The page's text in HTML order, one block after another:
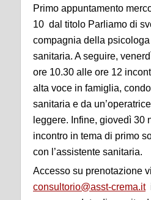
Primo appuntamento
10 dal titolo Parliamo di
compagnia della psicologa
sanitaria. A seguire,
ore 10.30 alle ore 12
alta voce in famiglia,
sanitaria e da
leggere. Infine, giovedì 30
incontro in tema di primo
con l’assistente sanitaria.
Accesso su prenotazione
consultorio@asst-crema.it